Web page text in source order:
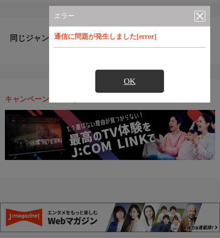
エラー
通信に問題が発生しました[error]
OK
同じジャンルのおすすめ番組
キャンペーン・お得な情報